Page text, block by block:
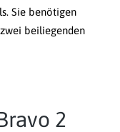
Sie benötigen
beiliegenden
2